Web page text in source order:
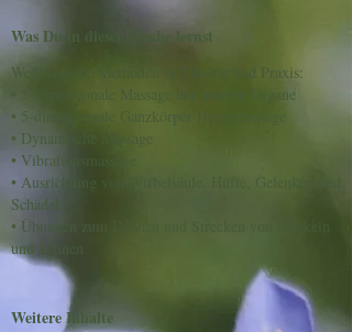
Was Du in dieser Woche lernst
Wedrussische Methoden in Theorie und Praxis:
• 5-dimensionale Massage der inneren Organe
• 5-dimensionale Ganzkörper-Honigmassage
• Dynamische Massage
• Vibrationsmassage
• Ausrichtung von Wirbelsäule, Hüfte, Gelenken und
Schädel
• Übungen zum Dehnen und Strecken von Muskeln
und Sehnen
Weitere Inhalte